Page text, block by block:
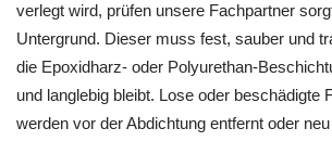
verlegt wird, prüfen unsere Fachpartner
Untergrund. Dieser muss fest, sauber und
die Epoxidharz- oder Polyurethan-
und langlebig bleibt. Lose oder beschädigte
werden vor der Abdichtung entfernt oder